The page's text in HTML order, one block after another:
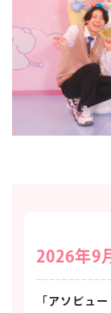
公式SNS／ア
2026年9
「アソビュ